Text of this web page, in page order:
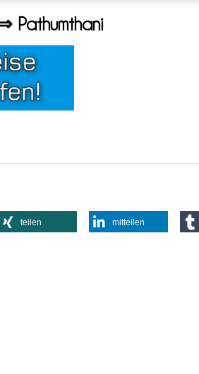
Pathumthani
teilen mitteilen